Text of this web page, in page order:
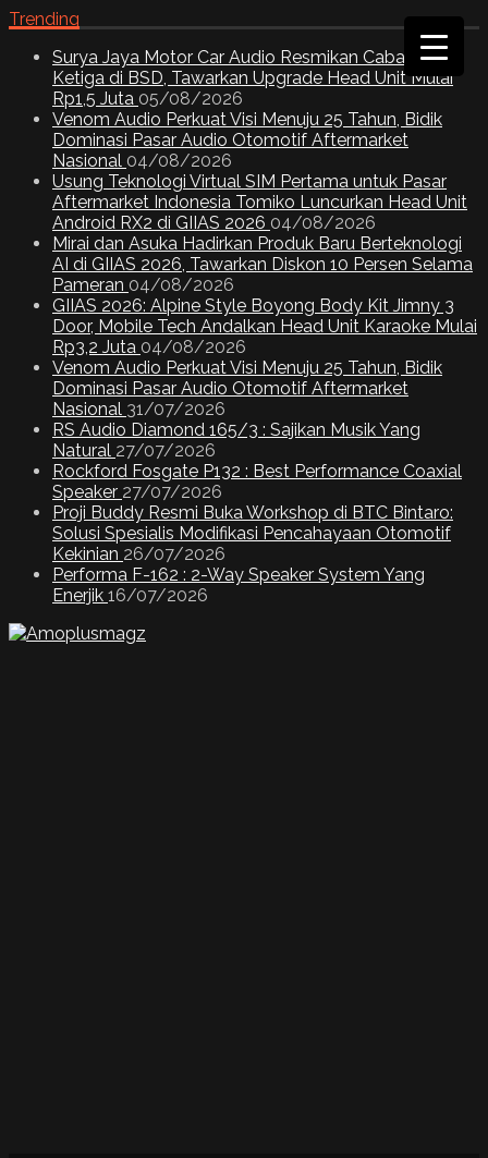
Trending
Surya Jaya Motor Car Audio Resmikan Cabang
Ketiga di BSD, Tawarkan Upgrade Head Unit Mulai
Rp1,5 Juta 05/08/2026
Venom Audio Perkuat Visi Menuju 25 Tahun, Bidik
Dominasi Pasar Audio Otomotif Aftermarket
Nasional 04/08/2026
Usung Teknologi Virtual SIM Pertama untuk Pasar
Aftermarket Indonesia Tomiko Luncurkan Head Unit
Android RX2 di GIIAS 2026 04/08/2026
Mirai dan Asuka Hadirkan Produk Baru Berteknologi
AI di GIIAS 2026, Tawarkan Diskon 10 Persen Selama
Pameran 04/08/2026
GIIAS 2026: Alpine Style Boyong Body Kit Jimny 3
Door, Mobile Tech Andalkan Head Unit Karaoke Mulai
Rp3,2 Juta 04/08/2026
Venom Audio Perkuat Visi Menuju 25 Tahun, Bidik
Dominasi Pasar Audio Otomotif Aftermarket
Nasional 31/07/2026
RS Audio Diamond 165/3 : Sajikan Musik Yang
Natural 27/07/2026
Rockford Fosgate P132 : Best Performance Coaxial
Speaker 27/07/2026
Proji Buddy Resmi Buka Workshop di BTC Bintaro:
Solusi Spesialis Modifikasi Pencahayaan Otomotif
Kekinian 26/07/2026
Performa F-162 : 2-Way Speaker System Yang
Enerjik 16/07/2026